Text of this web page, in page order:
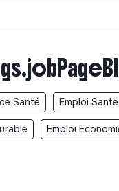
Santé Emploi Santé
Emploi